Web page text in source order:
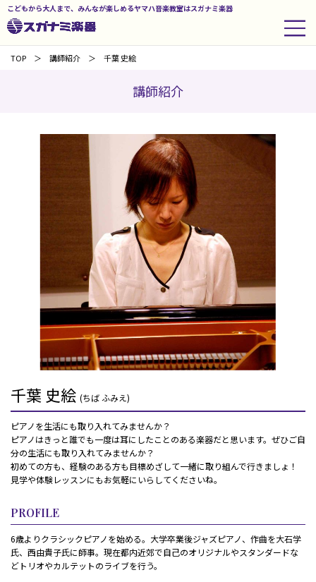
こどもから大人まで、みんなが楽しめるヤマハ音楽教室はスガナミ楽器
TOP 講師紹介 千葉 史絵
講師紹介
千葉 史絵 (ちば ふみえ)
ピアノを生活にも取り入れてみませんか？
ピアノはきっと誰でも一度は耳にしたことのある楽器だと思います。ぜひご自
分の生活にも取り入れてみませんか？
初めての方も、経験のある方も目標めざして一緒に取り組んで行きましょ！
見学や体験レッスンにもお気軽にいらしてくださいね。
PROFILE
6歳よりクラシックピアノを始める。大学卒業後ジャズピアノ、作曲を大石学
氏、西由貴子氏に師事。現在都内近郊で自己のオリジナルやスタンダードな
どトリオやカルテットのライブを行う。